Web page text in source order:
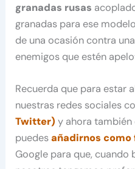
granadas rusas
granadas para ese
de una ocasión contra
enemigos que estén
Recuerda que para estar
nuestras redes sociales
Twitter) y ahora también
puedesañadirnos
Google para que, cuando